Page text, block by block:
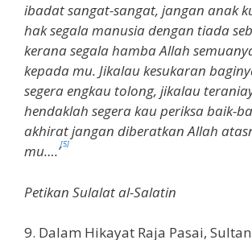
ibadat sangat-sangat, jangan anak
hak segala manusia dengan tiada
kerana segala hamba Allah
kepada mu. Jikalau kesukaran
segera engkau tolong, jikalau
hendaklah segera kau periksa baik-
akhirat jangan diberatkan Allah
mu….’[5]
Petikan Sulalat al-Salatin
9. Dalam Hikayat Raja Pasai,